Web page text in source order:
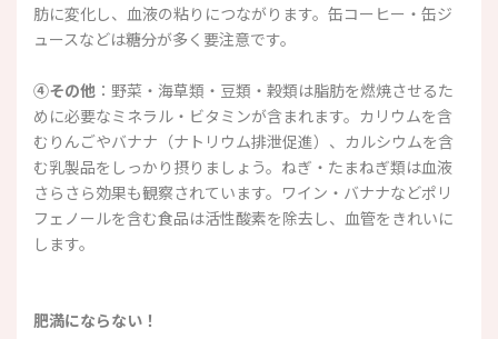
肪に変化し、血液の粘りにつながります。缶コーヒー・缶ジ
ュースなどは糖分が多く要注意です。
④その他 ：野菜・海草類・豆類・穀類は脂肪を燃焼させるた
めに必要なミネラル・ビタミンが含まれます。カリウムを含
むりんごやバナナ（ナトリウム排泄促進）、カルシウムを含
む乳製品をしっかり摂りましょう。ねぎ・たまねぎ類は血液
さらさら効果も観察されています。ワイン・バナナなどポリ
フェノールを含む食品は活性酸素を除去し、血管をきれいに
します。
肥満にならない！